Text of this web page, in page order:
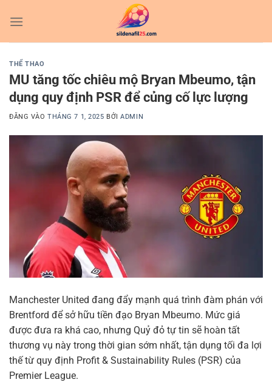
qua
THỂ THAO
MU tăng tốc chiêu mộ Bryan Mbeumo, tận
dụng quy định PSR để củng cố lực lượng
ĐĂNG VÀOTHÁNG 7 1, 2025 BỞIADMIN
Manchester United đang đẩy mạnh quá trình đàm phán với
Brentford để sở hữu tiền đạo Bryan Mbeumo. Mức giá
được đưa ra khá cao, nhưng Quỷ đỏ tự tin sẽ hoàn tất
thương vụ này trong thời gian sớm nhất, tận dụng tối đa lợi
thế từ quy định Profit & Sustainability Rules (PSR) của
Premier League.